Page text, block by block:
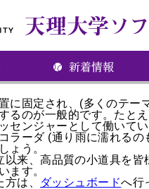
に固定され、(多くのテ
るのが一般的です。たと
センジャーとして働いて
ラーダ (通り雨に濡れるの
ょう。
来、高品質の小道具を
ます。
は、
ダッシュボードへ行